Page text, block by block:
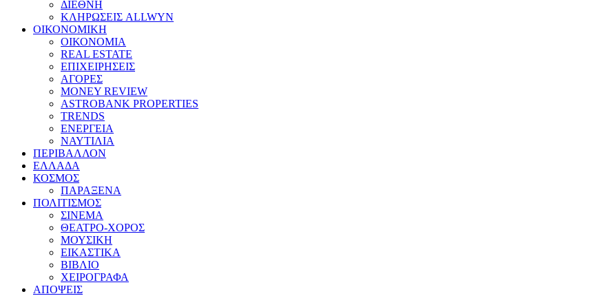
ΔΙΕΘΝΗ
ΚΛΗΡΩΣΕΙΣ ALLWYN
ΟΙΚΟΝΟΜΙΚΗ
ΟΙΚΟΝΟΜΙΑ
REAL ESTATE
ΕΠΙΧΕΙΡΗΣΕΙΣ
ΑΓΟΡΕΣ
MONEY REVIEW
ASTROBANK PROPERTIES
TRENDS
ΕΝΕΡΓΕΙΑ
ΝΑΥΤΙΛΙΑ
ΠΕΡΙΒΑΛΛΟΝ
ΕΛΛΑΔΑ
ΚΟΣΜΟΣ
ΠΑΡΑΞΕΝΑ
ΠΟΛΙΤΙΣΜΟΣ
ΣΙΝΕΜΑ
ΘΕΑΤΡΟ-ΧΟΡΟΣ
ΜΟΥΣΙΚΗ
ΕΙΚΑΣΤΙΚΑ
ΒΙΒΛΙΟ
ΧΕΙΡΟΓΡΑΦΑ
ΑΠΟΨΕΙΣ